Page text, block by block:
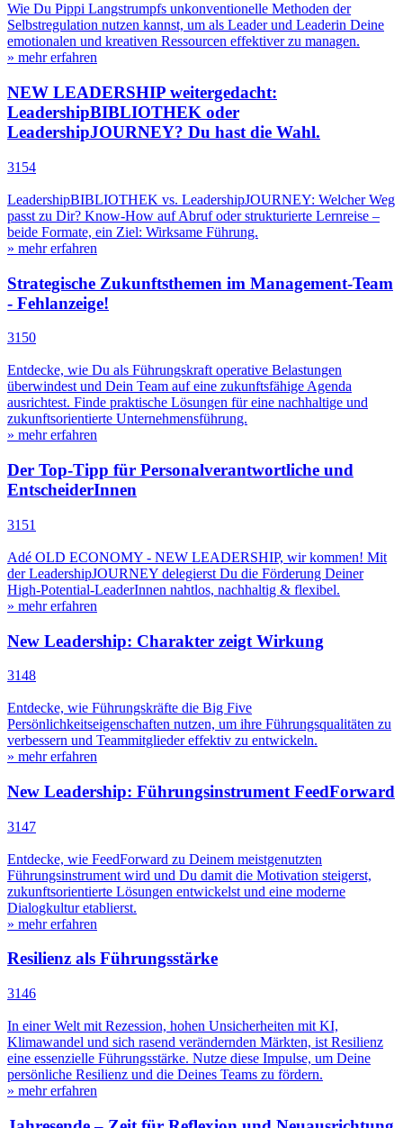
Wie Du Pippi Langstrumpfs unkonventionelle Methoden der
Selbstregulation nutzen kannst, um als Leader und Leaderin Deine
emotionalen und kreativen Ressourcen effektiver zu managen.
» mehr erfahren
NEW LEADERSHIP weitergedacht:
LeadershipBIBLIOTHEK oder
LeadershipJOURNEY? Du hast die Wahl.
3154
LeadershipBIBLIOTHEK vs. LeadershipJOURNEY: Welcher Weg
passt zu Dir? Know-How auf Abruf oder strukturierte Lernreise –
beide Formate, ein Ziel: Wirksame Führung.
» mehr erfahren
Strategische Zukunftsthemen im Management-Team
- Fehlanzeige!
3150
Entdecke, wie Du als Führungskraft operative Belastungen
überwindest und Dein Team auf eine zukunftsfähige Agenda
ausrichtest. Finde praktische Lösungen für eine nachhaltige und
zukunftsorientierte Unternehmensführung.
» mehr erfahren
Der Top-Tipp für Personalverantwortliche und
EntscheiderInnen
3151
Adé OLD ECONOMY - NEW LEADERSHIP, wir kommen! Mit
der LeadershipJOURNEY delegierst Du die Förderung Deiner
High-Potential-LeaderInnen nahtlos, nachhaltig & flexibel.
» mehr erfahren
New Leadership: Charakter zeigt Wirkung
3148
Entdecke, wie Führungskräfte die Big Five
Persönlichkeitseigenschaften nutzen, um ihre Führungsqualitäten zu
verbessern und Teammitglieder effektiv zu entwickeln.
» mehr erfahren
New Leadership: Führungsinstrument FeedForward
3147
Entdecke, wie FeedForward zu Deinem meistgenutzten
Führungsinstrument wird und Du damit die Motivation steigerst,
zukunftsorientierte Lösungen entwickelst und eine moderne
Dialogkultur etablierst.
» mehr erfahren
Resilienz als Führungsstärke
3146
In einer Welt mit Rezession, hohen Unsicherheiten mit KI,
Klimawandel und sich rasend verändernden Märkten, ist Resilienz
eine essenzielle Führungsstärke. Nutze diese Impulse, um Deine
persönliche Resilienz und die Deines Teams zu fördern.
» mehr erfahren